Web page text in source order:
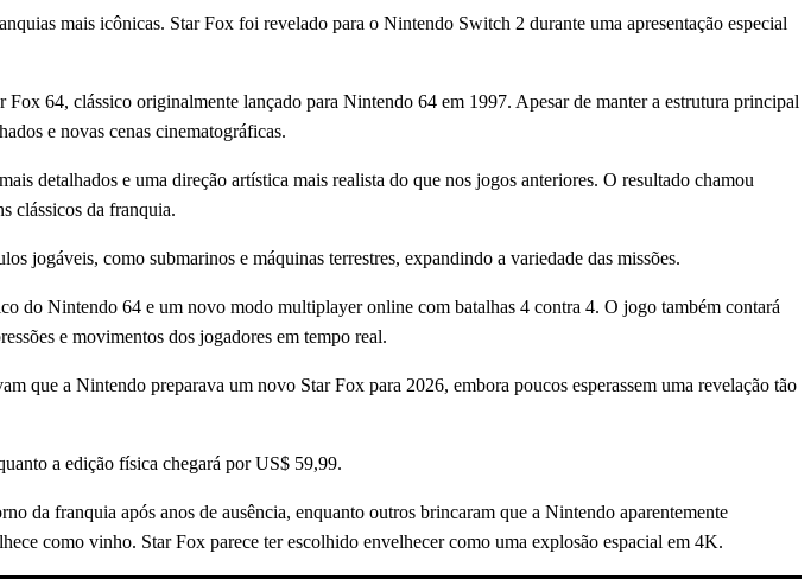
mais icônicas. Star Fox foi revelado para o Nintendo Switch 2 durante uma apresentação especial
64, clássico originalmente lançado para Nintendo 64 em 1997. Apesar de manter a estrutura principal
e novas cenas cinematográficas.
detalhados e uma direção artística mais realista do que nos jogos anteriores. O resultado chamou
clássicos da franquia.
jogáveis, como submarinos e máquinas terrestres, expandindo a variedade das missões.
do Nintendo 64 e um novo modo multiplayer online com batalhas 4 contra 4. O jogo também contará
e movimentos dos jogadores em tempo real.
que a Nintendo preparava um novo Star Fox para 2026, embora poucos esperassem uma revelação tão
a edição física chegará por US$ 59,99.
da franquia após anos de ausência, enquanto outros brincaram que a Nintendo aparentemente
como vinho. Star Fox parece ter escolhido envelhecer como uma explosão espacial em 4K.